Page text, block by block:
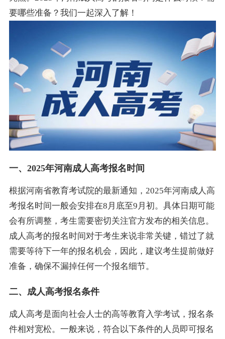
要哪些准备？我们一起深入了解！
一、2025年河南成人高考报名时间
根据河南省教育考试院的最新通知，2025年河南成人高
考报名时间一般会安排在8月底至9月初。具体日期可能
会有所调整，考生需要密切关注官方发布的相关信息。
成人高考的报名时间对于考生来说非常关键，错过了就
需要等待下一年的报名机会，因此，建议考生提前做好
准备，确保不漏掉任何一个报名细节。
二、成人高考报名条件
成人高考是面向社会人士的高等教育入学考试，报名条
件相对宽松。一般来说，符合以下条件的人员即可报名